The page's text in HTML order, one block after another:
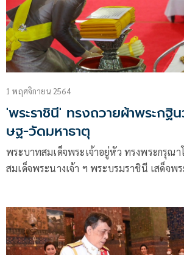
1 พฤศจิกายน 2564
'พระราชินี' ทรงถวายผ้าพระกฐิ
ษฐ-วัดมหาธาตุ
พระบาทสมเด็จพระเจ้าอยู่หัว ทรงพระกรุณา
สมเด็จพระนางเจ้า ฯ พระบรมราชินี เสด็จพ